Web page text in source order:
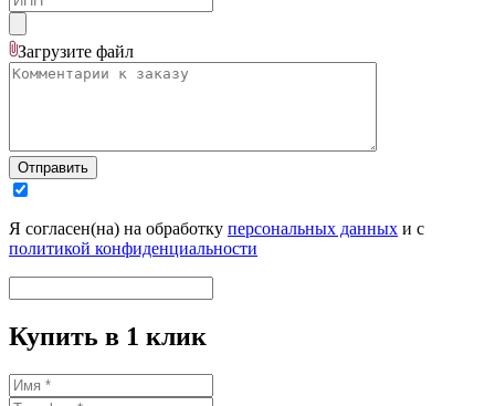
Загрузите файл
Отправить
Я согласен(на) на обработку персональных данных и с
политикой конфиденциальности
Купить в 1 клик